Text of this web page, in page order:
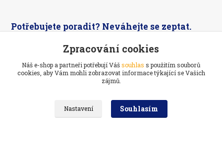
Potřebujete poradit? Neváhejte se zeptat.
+420 603 526 269
Ostrovní solární systémyNavštivte také:
Zpracování cookies
Náš e-shop a partneři potřebují Vášsouhlas s použitím souborů
cookies, aby Vám mohli zobrazovat informace týkající se Vašich
zájmů.
Nastavení Souhlasím